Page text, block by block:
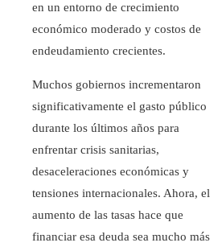
en un entorno de crecimiento
económico moderado y costos de
endeudamiento crecientes.
Muchos gobiernos incrementaron
significativamente el gasto público
durante los últimos años para
enfrentar crisis sanitarias,
desaceleraciones económicas y
tensiones internacionales. Ahora, el
aumento de las tasas hace que
financiar esa deuda sea mucho más